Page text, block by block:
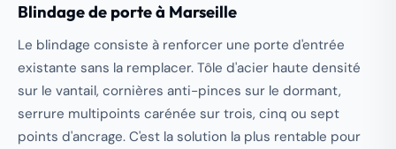
Blindage de porteà Marseille
Le blindage consiste à renforcer une porte d'entrée
existante sans la remplacer. Tôle d'acier haute densité
sur le vantail, cornières anti-pinces sur le dormant,
serrure multipoints carénée sur trois, cinq ou sept
points d'ancrage. C'est la solution la plus rentable pour